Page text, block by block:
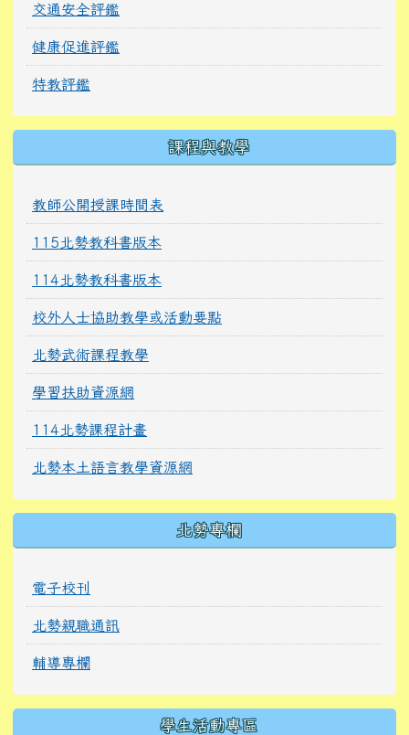
交通安全評鑑
健康促進評鑑
特教評鑑
課程與教學
教師公開授課時間表
115北勢教科書版本
114北勢教科書版本
校外人士協助教學或活動要點
北勢武術課程教學
學習扶助資源網
114北勢課程計畫
北勢本土語言教學資源網
北勢專欄
電子校刊
北勢親職通訊
輔導專欄
學生活動專區